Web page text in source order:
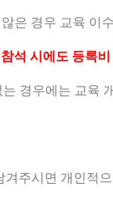
은 경우 교육 이
석 시에도 등록
경우에는 교육
주시면 개인적